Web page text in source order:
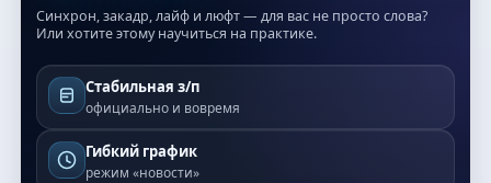
Синхрон, закадр, лайф и люфт — для вас не просто слова?
Или хотите этому научиться на практике.
Стабильная з/п
официально и вовремя
Гибкий график
режим «новости»